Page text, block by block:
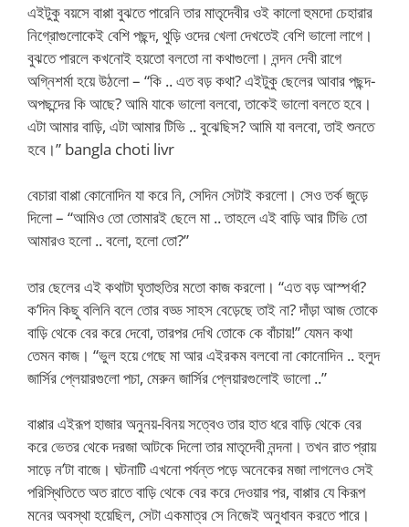
এইটুকু বয়সে বাপ্পা বুঝতে পারেনি তার মাতৃদেবীর ওই কালো হুমদো চেহারার
নিগ্রোগুলোকেই বেশি পছন্দ, থুড়ি ওদের খেলা দেখতেই বেশি ভালো লাগে।
বুঝতে পারলে কখনোই হয়তো বলতো না কথাগুলো। নন্দন দেবী রাগে
অগ্নিশর্মা হয়ে উঠলো – “কি .. এত বড় কথা? এইটুকু ছেলের আবার পছন্দ-
অপছন্দের কি আছে? আমি যাকে ভালো বলবো, তাকেই ভালো বলতে হবে।
এটা আমার বাড়ি, এটা আমার টিভি .. বুঝেছিস? আমি যা বলবো, তাই শুনতে
হবে।” bangla choti livr
বেচারা বাপ্পা কোনোদিন যা করে নি, সেদিন সেটাই করলো। সেও তর্ক জুড়ে
দিলো – “আমিও তো তোমারই ছেলে মা .. তাহলে এই বাড়ি আর টিভি তো
আমারও হলো .. বলো, হলো তো?”
তার ছেলের এই কথাটা ঘৃতাহুতির মতো কাজ করলো। “এত বড় আস্পর্ধা?
ক’দিন কিছু বলিনি বলে তোর বড্ড সাহস বেড়েছে তাই না? দাঁড়া আজ তোকে
বাড়ি থেকে বের করে দেবো, তারপর দেখি তোকে কে বাঁচায়!” যেমন কথা
তেমন কাজ। “ভুল হয়ে গেছে মা আর এইরকম বলবো না কোনোদিন .. হলুদ
জার্সির প্লেয়ারগুলো পচা, মেরুন জার্সির প্লেয়ারগুলোই ভালো ..”
বাপ্পার এইরূপ হাজার অনুনয়-বিনয় সত্বেও তার হাত ধরে বাড়ি থেকে বের
করে ভেতর থেকে দরজা আটকে দিলো তার মাতৃদেবী নন্দনা। তখন রাত প্রায়
সাড়ে ন’টা বাজে। ঘটনাটি এখনো পর্যন্ত পড়ে অনেকের মজা লাগলেও সেই
পরিস্থিতিতে অত রাতে বাড়ি থেকে বের করে দেওয়ার পর, বাপ্পার যে কিরূপ
মনের অবস্থা হয়েছিল, সেটা একমাত্র সে নিজেই অনুধাবন করতে পারে।